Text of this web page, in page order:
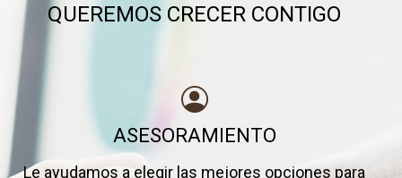
QUEREMOS CRECER CONTIGO
ASESORAMIENTO
Le ayudamos a elegir las mejores opciones para